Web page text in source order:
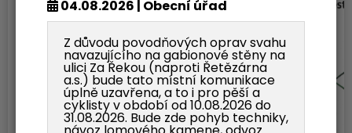
04.08.2026 | Obecní úřad
Z důvodu povodňových oprav svahu
navazujícího na gabionové stěny na
ulici Za Řekou (naproti Řetězárna
a.s.) bude tato místní komunikace
úplně uzavřena, a to i pro pěší a
cyklisty v období od 10.08.2026 do
31.08.2026. Bude zde pohyb techniky,